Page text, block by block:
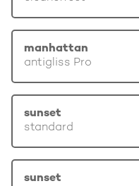
manhattan
antigliss Pro
sunset
standard
sunset